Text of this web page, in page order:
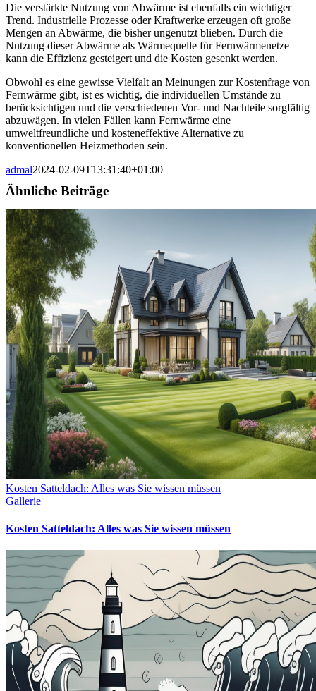
Die verstärkte Nutzung von Abwärme ist ebenfalls ein wichtiger
Trend. Industrielle Prozesse oder Kraftwerke erzeugen oft große
Mengen an Abwärme, die bisher ungenutzt blieben. Durch die
Nutzung dieser Abwärme als Wärmequelle für Fernwärmenetze
kann die Effizienz gesteigert und die Kosten gesenkt werden.
Obwohl es eine gewisse Vielfalt an Meinungen zur Kostenfrage von
Fernwärme gibt, ist es wichtig, die individuellen Umstände zu
berücksichtigen und die verschiedenen Vor- und Nachteile sorgfältig
abzuwägen. In vielen Fällen kann Fernwärme eine
umweltfreundliche und kosteneffektive Alternative zu
konventionellen Heizmethoden sein.
admal2024-02-09T13:31:40+01:00
Ähnliche Beiträge
Kosten Satteldach: Alles was Sie wissen müssen
Gallerie
Kosten Satteldach: Alles was Sie wissen müssen